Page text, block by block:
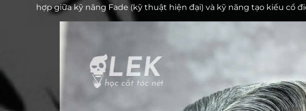
hợp giữa kỹ năng Fade (kỹ thuật hiện đại) và kỹ năng tạo kiểu cổ